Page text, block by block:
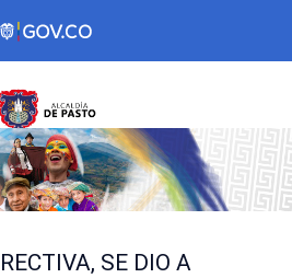
SE DIO A